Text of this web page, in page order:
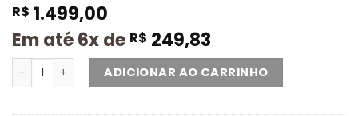
R$ 1.499,00
Em até 6x de R$ 249,83
ADICIONAR AO CARRINHO